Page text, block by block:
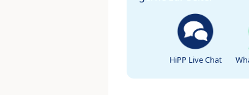
HiPP Live Chat